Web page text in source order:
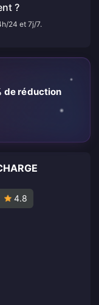
?
24 et 7j/7.
de réduction
4.8